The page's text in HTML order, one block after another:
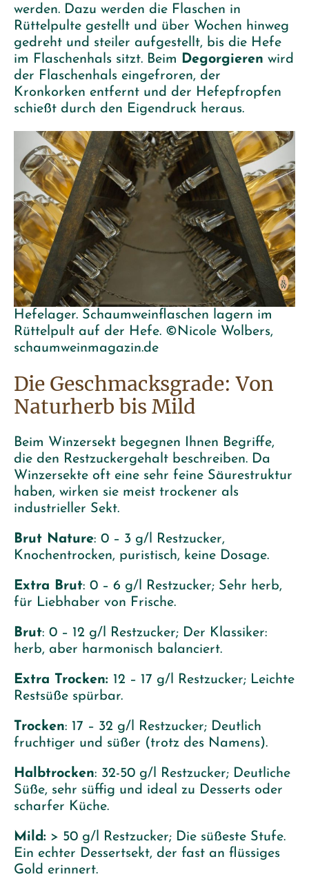
werden. Dazu werden die Flaschen in
Rüttelpulte gestellt und über Wochen hinweg
gedreht und steiler aufgestellt, bis die Hefe
im Flaschenhals sitzt. Beim Degorgieren wird
der Flaschenhals eingefroren, der
Kronkorken entfernt und der Hefepfropfen
schießt durch den Eigendruck heraus.
Hefelager. Schaumweinflaschen lagern im
Rüttelpult auf der Hefe. ©Nicole Wolbers,
schaumweinmagazin.de
Die Geschmacksgrade: Von
Naturherb bis Mild
Beim Winzersekt begegnen Ihnen Begriffe,
die den Restzuckergehalt beschreiben. Da
Winzersekte oft eine sehr feine Säurestruktur
haben, wirken sie meist trockener als
industrieller Sekt.
Brut Nature: 0 – 3 g/l Restzucker,
Knochentrocken, puristisch, keine Dosage.
Extra Brut: 0 – 6 g/l Restzucker; Sehr herb,
für Liebhaber von Frische.
Brut: 0 – 12 g/l Restzucker; Der Klassiker:
herb, aber harmonisch balanciert.
Extra Trocken: 12 – 17 g/l Restzucker; Leichte
Restsüße spürbar.
Trocken: 17 – 32 g/l Restzucker; Deutlich
fruchtiger und süßer (trotz des Namens).
Halbtrocken: 32-50 g/l Restzucker; Deutliche
Süße, sehr süffig und ideal zu Desserts oder
scharfer Küche.
Mild: > 50 g/l Restzucker; Die süßeste Stufe.
Ein echter Dessertsekt, der fast an flüssiges
Gold erinnert.